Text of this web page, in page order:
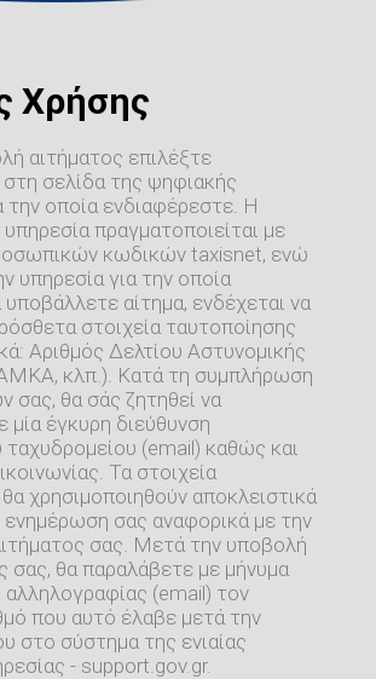
Χρήσης
αιτήματος επιλέξτε
στη σελίδα της ψηφιακής
την οποία ενδιαφέρεστε. Η
πραγματοποιείται με
κωδικών taxisnet, ενώ
υπηρεσία για την οποία
υποβάλλετε αίτημα, ενδέχεται να
στοιχεία ταυτοποίησης
Αριθμός Δελτίου Αστυνομικής
κλπ.). Κατά τη συμπλήρωση
σας, θα σάς ζητηθεί να
μία έγκυρη διεύθυνση
ταχυδρομείου (email) καθώς και
Τα στοιχεία
χρησιμοποιηθούν αποκλειστικά
ενημέρωση σας αναφορικά με την
σας. Μετά την υποβολή
σας, θα παραλάβετε με μήνυμα
αλληλογραφίας (email) τον
που αυτό έλαβε μετά την
στο σύστημα της ενιαίας
- support.gov.gr.